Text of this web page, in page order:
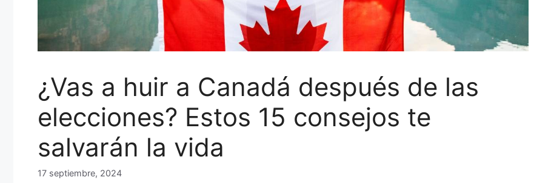
¿Vas a huir a Canadá después de las
elecciones? Estos 15 consejos te
salvarán la vida
17 septiembre, 2024